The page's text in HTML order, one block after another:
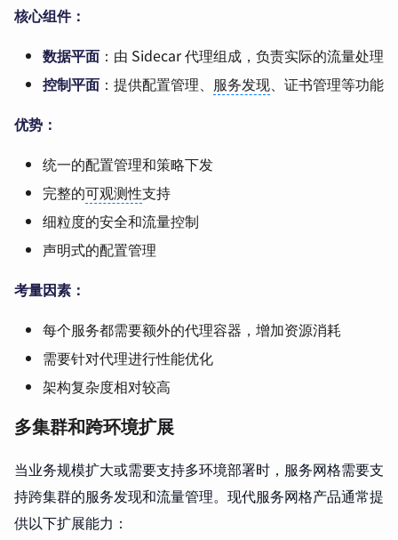
核心组件：
数据平面 ：由 Sidecar 代理组成，负责实际的流量处理
控制平面 ：提供配置管理、 服务发现 、证书管理等功能
优势：
统一的配置管理和策略下发
完整的可观测性支持
细粒度的安全和流量控制
声明式的配置管理
考量因素：
每个服务都需要额外的代理容器，增加资源消耗
需要针对代理进行性能优化
架构复杂度相对较高
多集群和跨环境扩展
当业务规模扩大或需要支持多环境部署时，服务网格需要支
持跨集群的服务发现和流量管理。现代服务网格产品通常提
供以下扩展能力：